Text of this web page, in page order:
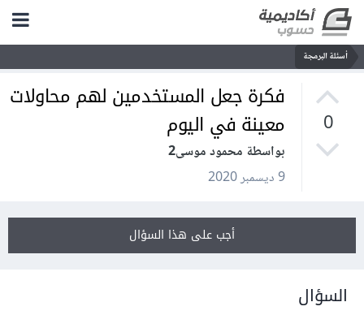
أسئلة البرمجة
0
فكرة جعل المستخدمين لهم محاولات
معينة في اليوم
بواسطة محمود موسى2
9 ديسمبر 2020
أجب على هذا السؤال
السؤال